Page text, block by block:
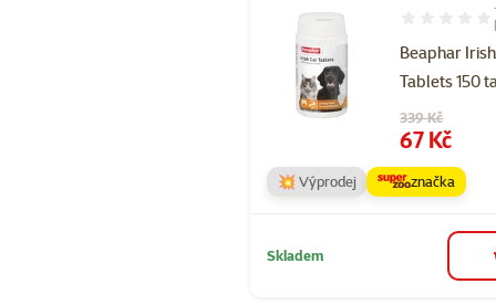
Beaphar
Tablets 150
Hodnocení
Původní cena
339 Kč
Cena
67 Kč
💥 Výprodej značka
Skladem